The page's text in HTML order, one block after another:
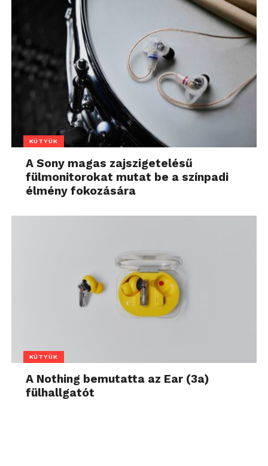
KÜTYÜK
A Sony magas zajszigetelésű
fülmonitorokat mutat be a színpadi
élmény fokozására
KÜTYÜK
A Nothing bemutatta az Ear (3a)
fülhallgatót